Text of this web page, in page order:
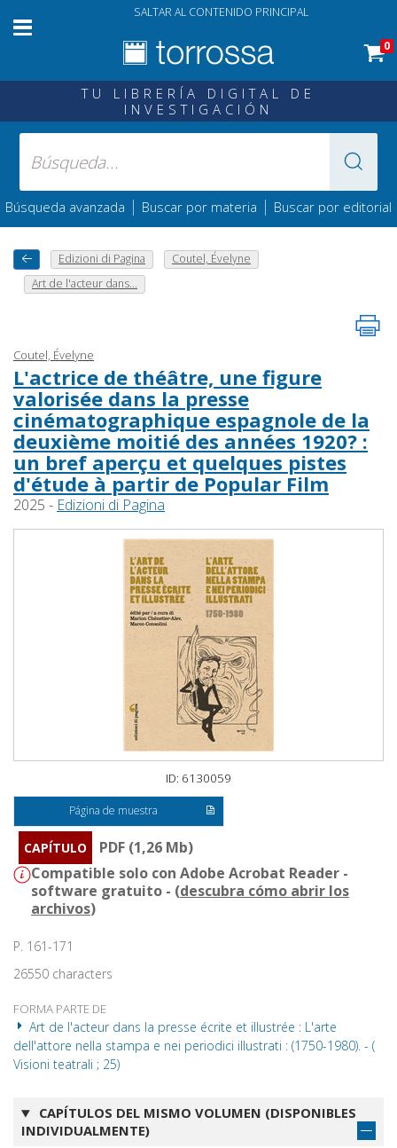
SALTAR AL CONTENIDO PRINCIPAL
0
TU LIBRERÍA DIGITAL DE
INVESTIGACIÓN
Búsqueda avanzada | Buscar por materia | Buscar por editorial
Edizioni di Pagina
Coutel, Évelyne
Art de l'acteur dans...
Coutel, Évelyne
L'actrice de théâtre, une figure
valorisée dans la presse
cinématographique espagnole de la
deuxième moitié des années 1920? :
un bref aperçu et quelques pistes
d'étude à partir de Popular Film
2025 - Edizioni di Pagina
ID: 6130059
Página de muestra
CAPÍTULO
PDF (1,26 Mb)
Compatible solo con Adobe Acrobat Reader -
software gratuito - (descubra cómo abrir los
archivos)
P. 161-171
26550 characters
FORMA PARTE DE
Art de l'acteur dans la presse écrite et illustrée : L'arte
dell'attore nella stampa e nei periodici illustrati : (1750-1980). - (
Visioni teatrali ; 25)
CAPÍTULOS DEL MISMO VOLUMEN (DISPONIBLES
INDIVIDUALMENTE)